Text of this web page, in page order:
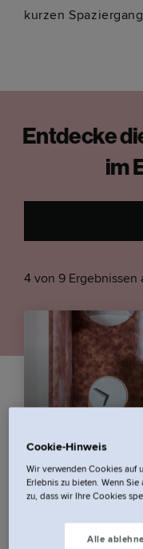
kurzen
Entdecke
im
4 von 9 Ergebnissen
Cookie-Hinweis
Wir verwenden Cookies auf
Erlebnis zu bieten. Wenn
zu, dass wir Ihre Cookies
Alle